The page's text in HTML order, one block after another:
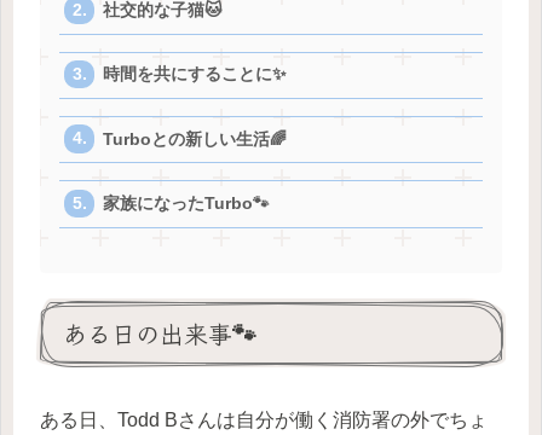
社交的な子猫🐱
時間を共にすることに✨
Turboとの新しい生活🌈
家族になったTurbo🐾
ある日の出来事🐾
ある日、Todd Bさんは自分が働く消防署の外でちょ